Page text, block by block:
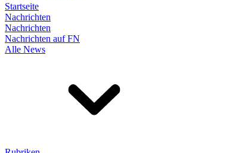
Startseite
Nachrichten
Nachrichten
Nachrichten auf FN
Alle News